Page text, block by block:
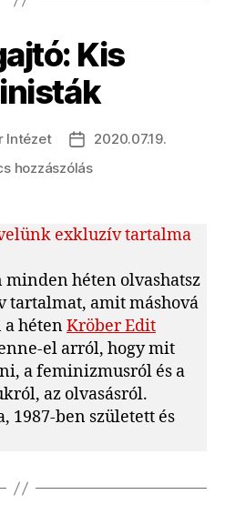
Kis
Intézet
Bejegyzés
dátuma
2020.07.19.
hozzászólása(z)
feministák
exkluzív tartalma
héten olvashatsz
tartalmat, amit máshová
hétenKröber Edit
el arról, hogy mit
a feminizmusról és a
az olvasásról.
1987-ben született és